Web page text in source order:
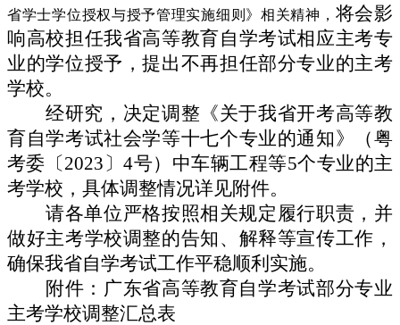
省学士学位授权与授予管理实施细则》相关精神 ， 将会影
响高校担任我省高等教育自学考试相应主考专
业的学位授予，提出不再担任部分专业的主考
学校。
经研究，决定调整《关于我省开考高等教
育自学考试社会学等十七个专业的通知》（粤
考委〔2023 〕4号）中车辆工程等5个专业的主
考学校，具体调整情况详见附件。
请各单位严格按照相关规定履行职责，并
做好主考学校调整的告知、解释等宣传工作，
确保我省自学考试工作平稳顺利实施。
附件：广东省高等教育自学考试部分专业
主考学校调整汇总表